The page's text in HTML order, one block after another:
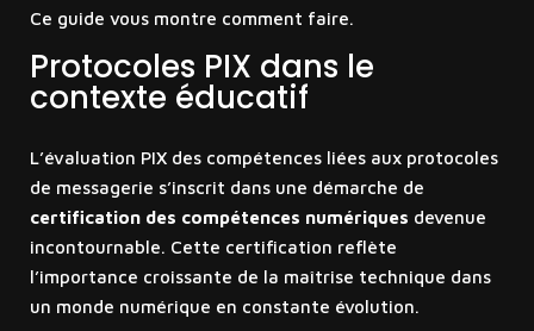
Ce guide vous montre comment faire.
Protocoles PIX dans le
contexte éducatif
L’évaluation PIX des compétences liées aux protocoles
de messagerie s’inscrit dans une démarche de
certification des compétences numériques devenue
incontournable. Cette certification reflète
l’importance croissante de la maîtrise technique dans
un monde numérique en constante évolution.